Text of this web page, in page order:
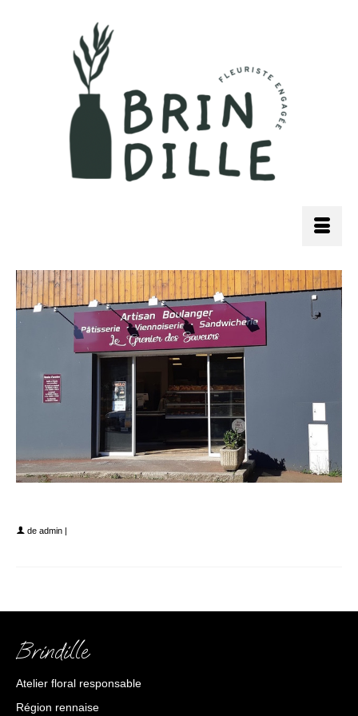
de admin |
Brindille
Atelier floral responsable
Région rennaise